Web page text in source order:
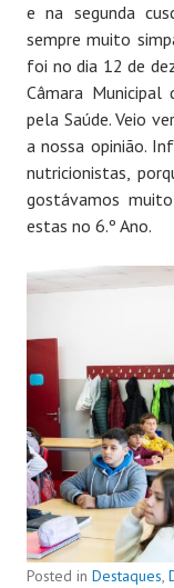
e na segunda
sempre muito
foi no dia 12 de
Câmara Municipal
pela Saúde. Veio
a nossa opinião.
nutricionistas,
gostávamos
estas no 6.º Ano.
Posted in Destaques,